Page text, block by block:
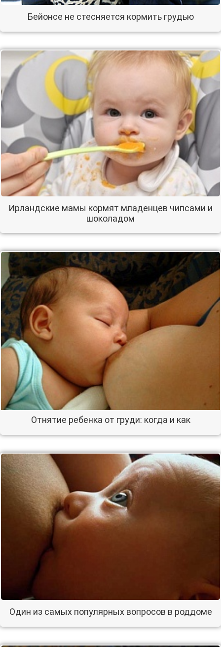
Бейонсе не стесняется кормить грудью
Ирландские мамы кормят младенцев чипсами и
шоколадом
Отнятие ребенка от груди: когда и как
Один из самых популярных вопросов в роддоме